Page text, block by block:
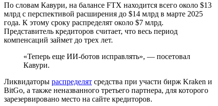
По словам Кавури, на балансе FTX находится всего около $13
млрд с перспективой расширения до $14 млрд в марте 2025
года. К этому сроку распределят около $7 млрд.
Представитель кредиторов считает, что весь период
компенсаций займет до трех лет.
«Теперь еще ИИ-ботов исправлять», — посетовал
Кавури.
Ликвидаторы распределят средства при участи бирж Kraken и
BitGo, а также неназванного третьего партнера, для которого
зарезервировано место на сайте кредиторов.